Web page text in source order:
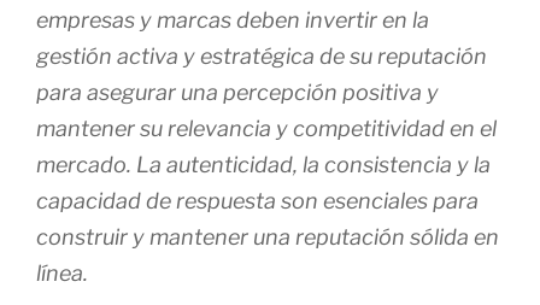
empresas y marcas deben invertir en la
gestión activa y estratégica de su reputación
para asegurar una percepción positiva y
mantener su relevancia y competitividad en el
mercado. La autenticidad, la consistencia y la
capacidad de respuesta son esenciales para
construir y mantener una reputación sólida en
línea.